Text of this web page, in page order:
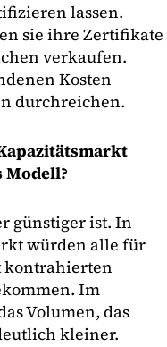
lassen.
sie ihre Zertifikate
verkaufen.
Kosten
durchreichen.
günstiger ist. In
würden alle für
kontrahierten
Im
Volumen, das
kleiner.